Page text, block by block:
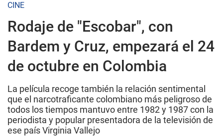
CINE
Rodaje de "Escobar", con
Bardem y Cruz, empezará el 24
de octubre en Colombia
La película recoge también la relación sentimental
que el narcotraficante colombiano más peligroso de
todos los tiempos mantuvo entre 1982 y 1987 con la
periodista y popular presentadora de la televisión de
ese país Virginia Vallejo